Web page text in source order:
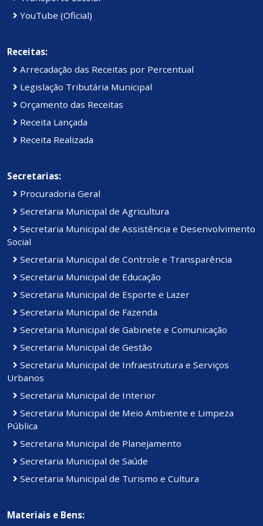
YouTube (Oficial)
Receitas:
Arrecadação das Receitas por Percentual
Legislação Tributária Municipal
Orçamento das Receitas
Receita Lançada
Receita Realizada
Secretarias:
Procuradoria Geral
Secretaria Municipal de Agricultura
Secretaria Municipal de Assistência e Desenvolvimento
Social
Secretaria Municipal de Controle e Transparência
Secretaria Municipal de Educação
Secretaria Municipal de Esporte e Lazer
Secretaria Municipal de Fazenda
Secretaria Municipal de Gabinete e Comunicação
Secretaria Municipal de Gestão
Secretaria Municipal de Infraestrutura e Serviços
Urbanos
Secretaria Municipal de Interior
Secretaria Municipal de Meio Ambiente e Limpeza
Pública
Secretaria Municipal de Planejamento
Secretaria Municipal de Saúde
Secretaria Municipal de Turismo e Cultura
Materiais e Bens: